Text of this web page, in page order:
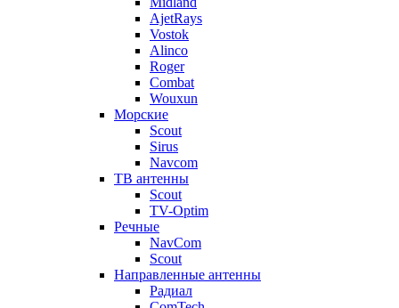
AjetRays
Vostok
Alinco
Roger
Combat
Wouxun
Морские
Scout
Sirus
Navcom
ТВ антенны
Scout
TV-Optim
Речные
NavCom
Scout
Направленные антенны
Радиал